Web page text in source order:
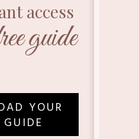
access
guide
YOUR
GUIDE